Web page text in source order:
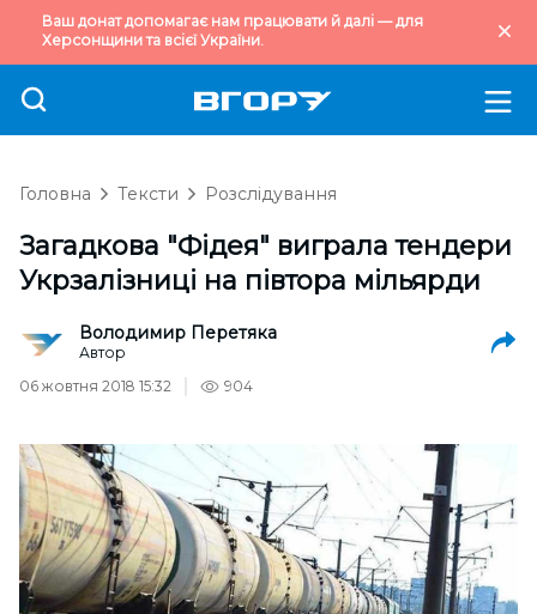
Ваш донат допомагає нам працювати й далі — для
Херсонщини та всієї України.
Головна Тексти Розслідування
Загадкова "Фідея" виграла тендери
Укрзалізниці на півтора мільярди
Володимир Перетяка
Автор
06 жовтня 2018 15:32
904